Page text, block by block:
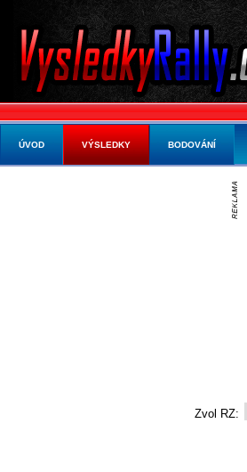
Zvol RZ:
ÚVOD VÝSLEDKY BODOVÁNÍ